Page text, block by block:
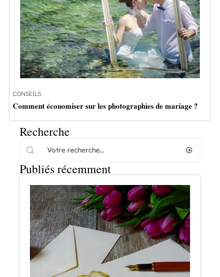
CONSEILS
Comment économiser sur les photographies de mariage ?
Recherche
Publiés récemment